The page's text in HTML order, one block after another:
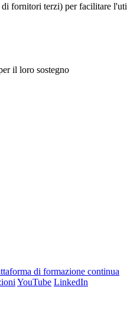
fornitori terzi) per facilitare
il loro sostegno
di formazione continua
YouTube LinkedIn